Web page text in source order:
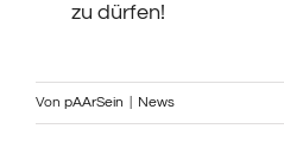
zu dürfen!
Von pAArSein News